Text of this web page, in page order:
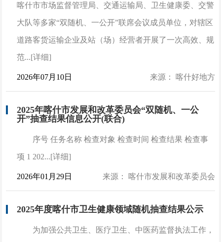
喀什市市场监督管理局、交通运输局、卫生健康委、交警
大队等多家“双随机、一公开”联席会议成员单位，对辖区
道路客货运输企业及站（场）经营者开展了一次高效、规
范...[详细]
2026年07月10日 来源： 喀什好地方
2025年喀什市发展和改革委员会“双随机、一公
开”抽查结果信息公开(联合)
序号 任务名称 检查对象 检查时间 检查结果 检查事
项 1 202...[详细]
2026年01月29日 来源： 喀什市发展和改革委员会
2025年度喀什市卫生健康领域随机抽查结果公示
为加强公共卫生、医疗卫生、中医药监督执法工作，